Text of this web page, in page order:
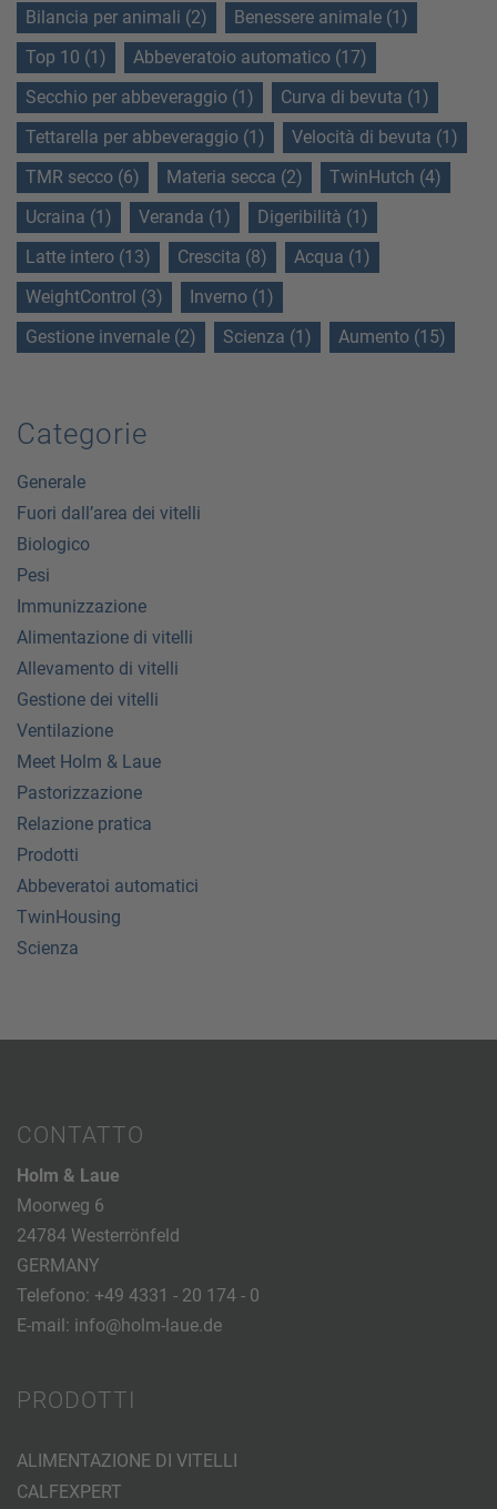
Bilancia per animali (2)
Benessere animale (1)
Top 10 (1)
Abbeveratoio automatico (17)
Secchio per abbeveraggio (1)
Curva di bevuta (1)
Tettarella per abbeveraggio (1)
Velocità di bevuta (1)
TMR secco (6)
Materia secca (2)
TwinHutch (4)
Ucraina (1)
Veranda (1)
Digeribilità (1)
Latte intero (13)
Crescita (8)
Acqua (1)
WeightControl (3)
Inverno (1)
Gestione invernale (2)
Scienza (1) Aumento (15)
Categorie
Generale
Fuori dall’area dei vitelli
Biologico
Pesi
Immunizzazione
Alimentazione di vitelli
Allevamento di vitelli
Gestione dei vitelli
Ventilazione
Meet Holm & Laue
Pastorizzazione
Relazione pratica
Prodotti
Abbeveratoi automatici
TwinHousing
Scienza
CONTATTO
Holm & Laue
Moorweg 6
24784 Westerrönfeld
GERMANY
Telefono: +49 4331 - 20 174 - 0
E-mail: info@holm-laue.de
PRODOTTI
ALIMENTAZIONE DI VITELLI
CALFEXPERT